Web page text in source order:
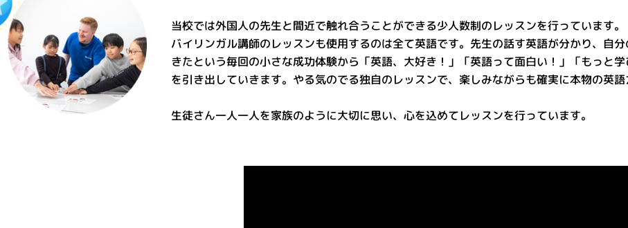
当校では外国人の先生と間近で触れ合うことができる少人数制のレッスンを行っています。
バイリンガル講師のレッスンも使用するのは全て英語です。先生の話す英語が分かり、自
きたという毎回の小さな成功体験から「英語、大好き！」「英語って面白い！」「もっと
を引き出していきます。やる気のでる独自のレッスンで、楽しみながらも確実に本物の英語
生徒さん一人一人を家族のように大切に思い、心を込めてレッスンを行っています。